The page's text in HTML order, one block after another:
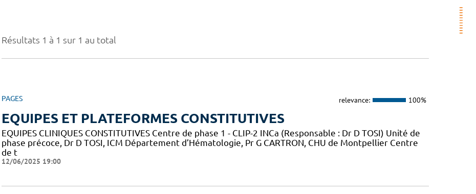
Résultats 1 à 1 sur 1 au total
PAGES relevance: 100%
EQUIPES ET PLATEFORMES CONSTITUTIVES
EQUIPES CLINIQUES CONSTITUTIVES Centre de phase 1 - CLIP-2 INCa (Responsable : Dr D TOSI) Unité de
phase précoce, Dr D TOSI, ICM Département d’Hématologie, Pr G CARTRON, CHU de Montpellier Centre
de t
12/06/2025 19:00